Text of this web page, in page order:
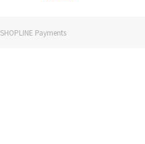
SHOPLINE Payments